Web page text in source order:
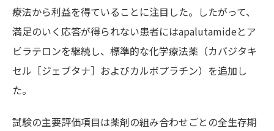
療法から利益を得ていることに注目した。したがって、
満足のいく応答が得られない患者にはapalutamideとア
ビラテロンを継続し、標準的な化学療法薬（カバジタキ
セル［ジェブタナ］およびカルボプラチン）を追加し
た。
試験の主要評価項目は薬剤の組み合わせごとの全生存期